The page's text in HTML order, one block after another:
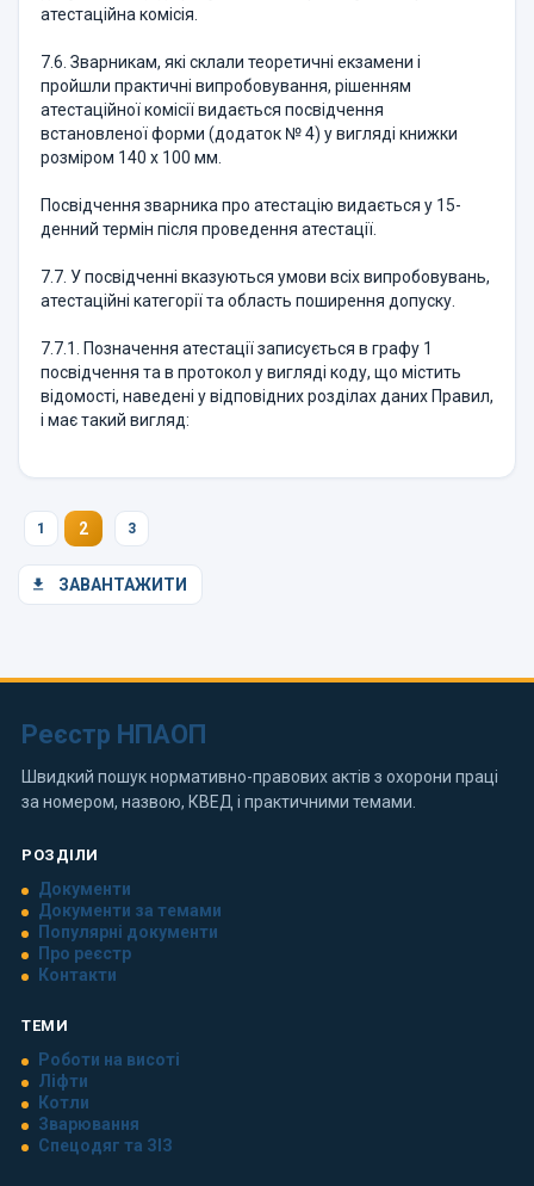
атестацiйна комiсiя.
7.6. Зварникам, якi склали теоретичнi екзамени i
пройшли практичнi випробовування, рішенням
атестаційної комісії видається посвiдчення
встановленої форми (додаток № 4) у вигляді книжки
розміром 140 х 100 мм.
Посвідчення зварника про атестацію видається у 15-
денний термін після проведення атестації.
7.7. У посвiдченнi вказуються умови всiх випробовувань,
атестацiйнi категорiї та область поширення допуску.
7.7.1. Позначення атестацiї записується в графу 1
посвiдчення та в протокол у виглядi коду, що мiстить
вiдомостi, наведенi у вiдповiдних роздiлах даних Правил,
i має такий вигляд:
1 2 3
ЗАВАНТАЖИТИ
Реєстр НПАОП
Швидкий пошук нормативно-правових актів з охорони праці
за номером, назвою, КВЕД і практичними темами.
РОЗДІЛИ
Документи
Документи за темами
Популярні документи
Про реєстр
Контакти
ТЕМИ
Роботи на висоті
Ліфти
Котли
Зварювання
Спецодяг та ЗІЗ